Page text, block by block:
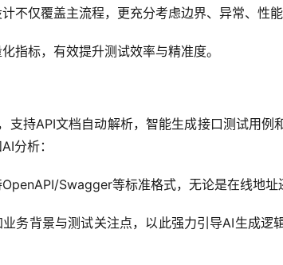
不仅覆盖主流程，更充分考虑边界、异常、性
指标，有效提升测试效率与精准度。
支持API文档自动解析，智能生成接口测试用
分析：
Swagger等标准格式，无论是在线地址
务背景与测试关注点，以此强力引导AI生成逻